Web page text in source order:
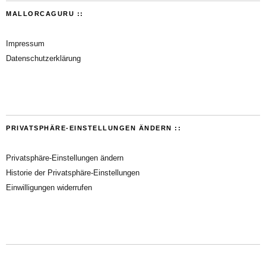
MALLORCAGURU ::
Impressum
Datenschutzerklärung
PRIVATSPHÄRE-EINSTELLUNGEN ÄNDERN ::
Privatsphäre-Einstellungen ändern
Historie der Privatsphäre-Einstellungen
Einwilligungen widerrufen